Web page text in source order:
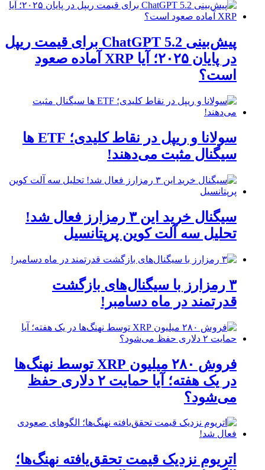
پیش‌بینی ChatGPT 5.2 برای قیمت ریپل
در پایان ۲۰۲۵؛ آیا XRP آماده صعود
است؟
سولانا و ریپل در نقاط کلیدی؛ ETF ها
سیگنال مثبت می‌دهند!
سیگنال خرید این ۳ رمزارز فعال شد!
تحلیل سه آلت کوین پرپتانسیل
۳ رمزارز با سیگنال‌های بازگشت
قدرتمند در ماه دسامبر!
فروش ۲۸۰ میلیون XRP توسط نهنگ‌ها
در یک هفته؛ آیا حمایت ۲ دلاری حفظ
می‌شود؟
اتریوم نزدیک قیمت تحقق‌یافته نهنگ‌ها؛